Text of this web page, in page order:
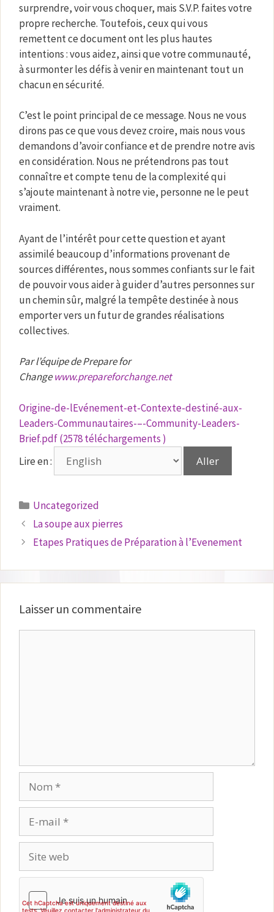
surprendre, voir vous choquer, mais S.V.P. faites votre
propre recherche. Toutefois, ceux qui vous
remettent ce document ont les plus hautes
intentions : vous aidez, ainsi que votre communauté,
à surmonter les défis à venir en maintenant tout un
chacun en sécurité.
C’est le point principal de ce message. Nous ne vous
dirons pas ce que vous devez croire, mais nous vous
demandons d’avoir confiance et de prendre notre avis
en considération. Nous ne prétendrons pas tout
connaître et compte tenu de la complexité qui
s’ajoute maintenant à notre vie, personne ne le peut
vraiment.
Ayant de l’intérêt pour cette question et ayant
assimilé beaucoup d’informations provenant de
sources différentes, nous sommes confiants sur le fait
de pouvoir vous aider à guider d’autres personnes sur
un chemin sûr, malgré la tempête destinée à nous
emporter vers un futur de grandes réalisations
collectives.
Par l’équipe de Prepare for
Changewww.prepareforchange.net
Origine-de-lEvénement-et-Contexte-destiné-aux-
Leaders-Communautaires-–-Community-Leaders-
Brief.pdf (2578 téléchargements )
Lire en :
Catégories
Uncategorized
La soupe aux pierres
Etapes Pratiques de Préparation à l’Evenement
Laisser un commentaire
mail
web